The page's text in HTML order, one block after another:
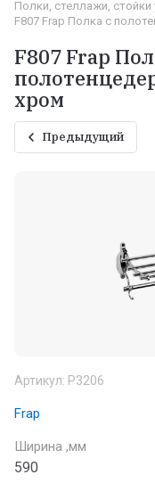
Полки, стеллажи,
F807 Frap Полка с
F807 Frap
хром
Предыдущий
Артикул: P3206
Frap
Ширина ,мм
590